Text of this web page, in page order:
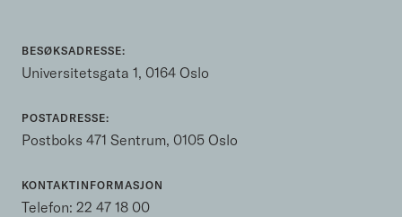
BESØKSADRESSE:
Universitetsgata 1, 0164 Oslo
POSTADRESSE:
Postboks 471 Sentrum, 0105 Oslo
KONTAKTINFORMASJON
Telefon: 22 47 18 00